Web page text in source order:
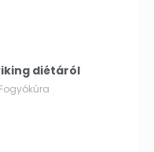
diétáról
Fogyókúra